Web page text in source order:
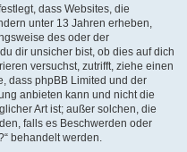
dass Websites, die
unter 13 Jahren erheben,
des oder der
dir unsicher bist, ob dies auf dich
versuchst, zutrifft, ziehe einen
dass phpBB Limited und der
anbieten kann und nicht die
Art ist; außer solchen, die
falls es Beschwerden oder
behandelt werden.